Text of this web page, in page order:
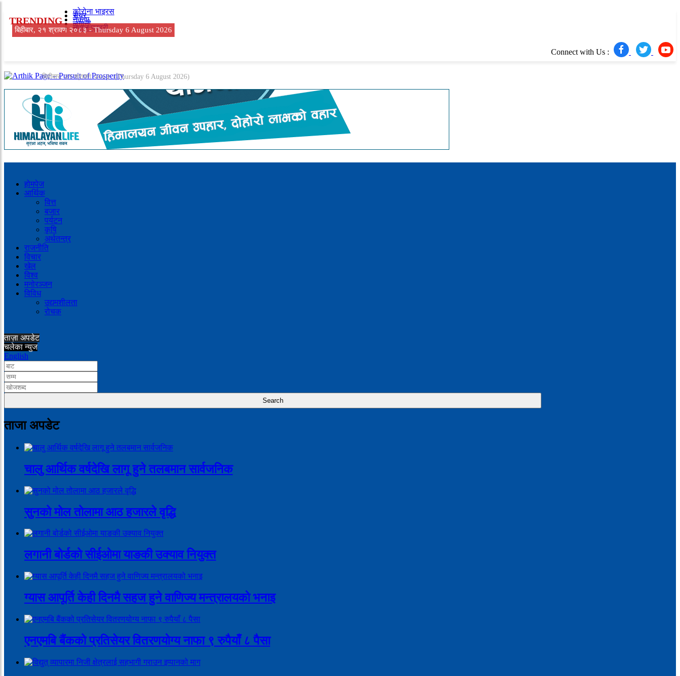
TRENDING
कोरोना भाइरस
सेयर
नेकपा
लगानी
नेपाल प्रहरी
Connect with Us :
बिहीबार, २१ श्रावण २०८३ (Thursday 6 August 2026)
बिहीबार, २१ श्रावण २०८३ -Thursday 6 August 2026
होमपेज
आर्थिक
वित्त
बजार
पर्यटन
कृषि
अर्थतन्त्र
राजनीति
विचार
खेल
विश्व
मनोरञ्जन
विविध
उद्यमशीलता
रोचक
ताज़ा अपडेट
चलेका न्युज
English
ताजा अपडेट
चालु आर्थिक वर्षदेखि लागू हुने तलबमान सार्वजनिक
सुनको मोल तोलामा आठ हजारले वृद्धि
लगानी बोर्डको सीईओमा याङकी उक्याव नियुक्त
ग्यास आपूर्ति केही दिनमै सहज हुने वाणिज्य मन्त्रालयको भनाइ
एनएमबि बैंकको प्रतिसेयर वितरणयोग्य नाफा ९ रुपैयाँ ८ पैसा